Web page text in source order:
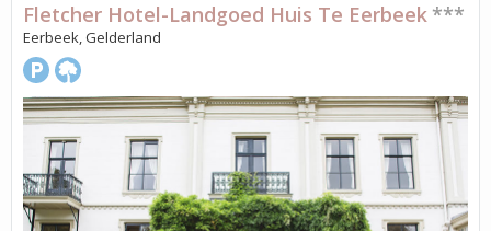
Fletcher Hotel-Landgoed Huis Te Eerbeek ***
Eerbeek, Gelderland